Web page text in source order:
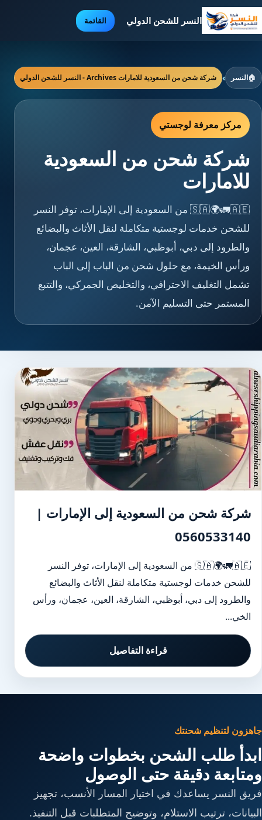
النسر للشحن الدولي القائمة
🏠النسر › شركة شحن من السعودية للامارات Archives - النسر للشحن الدولي
مركز معرفة لوجستي
شركة شحن من السعودية
للامارات
🇸🇦🌍🚛🇦🇪 من السعودية إلى الإمارات، توفر النسر
للشحن خدمات لوجستية متكاملة لنقل الأثاث والبضائع
والطرود إلى دبي، أبوظبي، الشارقة، العين، عجمان،
ورأس الخيمة، مع حلول شحن من الباب إلى الباب
تشمل التغليف الاحترافي، والتخليص الجمركي، والتتبع
المستمر حتى التسليم الآمن.
شركة شحن من السعودية إلى الإمارات |
0560533140
🇸🇦🌍🚛🇦🇪 من السعودية إلى الإمارات، توفر النسر
للشحن خدمات لوجستية متكاملة لنقل الأثاث والبضائع
والطرود إلى دبي، أبوظبي، الشارقة، العين، عجمان، ورأس
الخي...
قراءة التفاصيل
جاهزون لتنظيم شحنتك
ابدأ طلب الشحن بخطوات واضحة
ومتابعة دقيقة حتى الوصول
فريق النسر يساعدك في اختيار المسار الأنسب، تجهيز
البيانات، ترتيب الاستلام، وتوضيح المتطلبات قبل التنفيذ.